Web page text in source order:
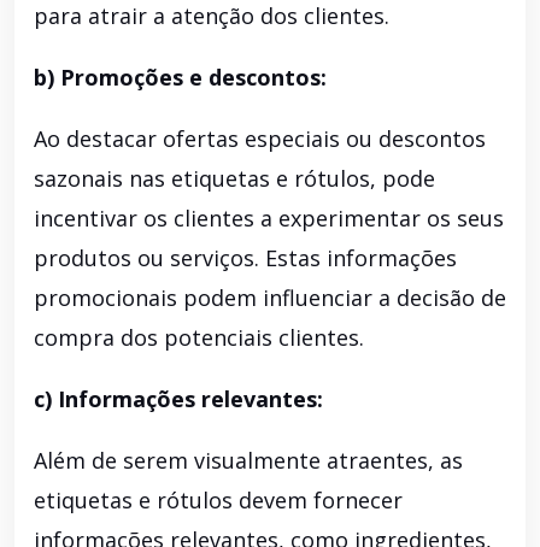
para atrair a atenção dos clientes.
b) Promoções e descontos:
Ao destacar ofertas especiais ou descontos
sazonais nas etiquetas e rótulos, pode
incentivar os clientes a experimentar os seus
produtos ou serviços. Estas informações
promocionais podem influenciar a decisão de
compra dos potenciais clientes.
c) Informações relevantes:
Além de serem visualmente atraentes, as
etiquetas e rótulos devem fornecer
informações relevantes, como ingredientes,